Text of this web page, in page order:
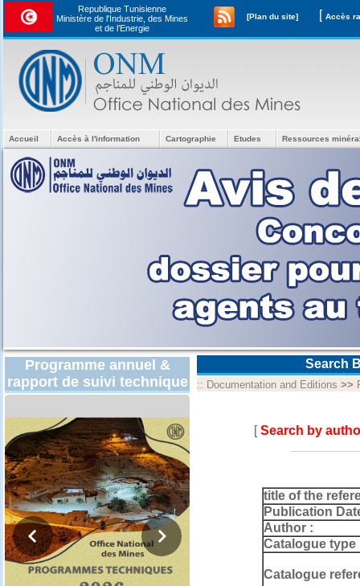
Republique Tunisienne
Ministère de l'Industrie, des Mines
et de l’Energie
[Plan du site] [
Accueil Accès à l'information Cartographie Etudes Ressources
Programme annuel &
rapport de suivi technique
Search
:: Documentation and Editions >>
[Search by
title of the
Publication
Author :
Catalogue type
Catalogue